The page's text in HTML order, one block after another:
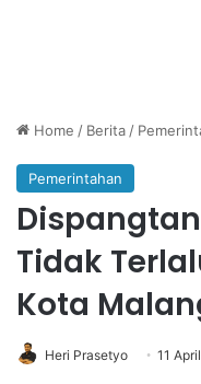
Home / Berita /
Pemerintahan
Tidak
Kota
Heri Prasetyo 11